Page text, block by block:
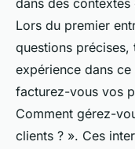
dans des
Lors du premier
questions précises,
expérience dans
facturez-vous vos
Comment gérez-
clients ? ». Ces